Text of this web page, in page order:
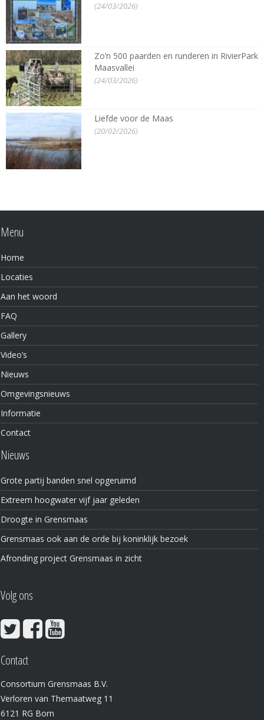
(24/03/2026)
Zo’n 500 paarden en runderen in RivierPark
Maasvallei
(24/03/2026)
Liefde voor de Maas
(20/02/2026)
Menu
Home
Locaties
Aan het woord
FAQ
Gallery
Video’s
Nieuws
Omgevingsnieuws
Informatie
Contact
Nieuws
Grote partij banden snel opgeruimd
Extreem hoogwater vijf jaar geleden
Droogte in Grensmaas
Grensmaas ook aan de orde bij koninklijk bezoek
Afronding project Grensmaas in zicht
Volg ons
Contact
Consortium Grensmaas B.V.
Verloren van Themaatweg 11
6121 RG Born